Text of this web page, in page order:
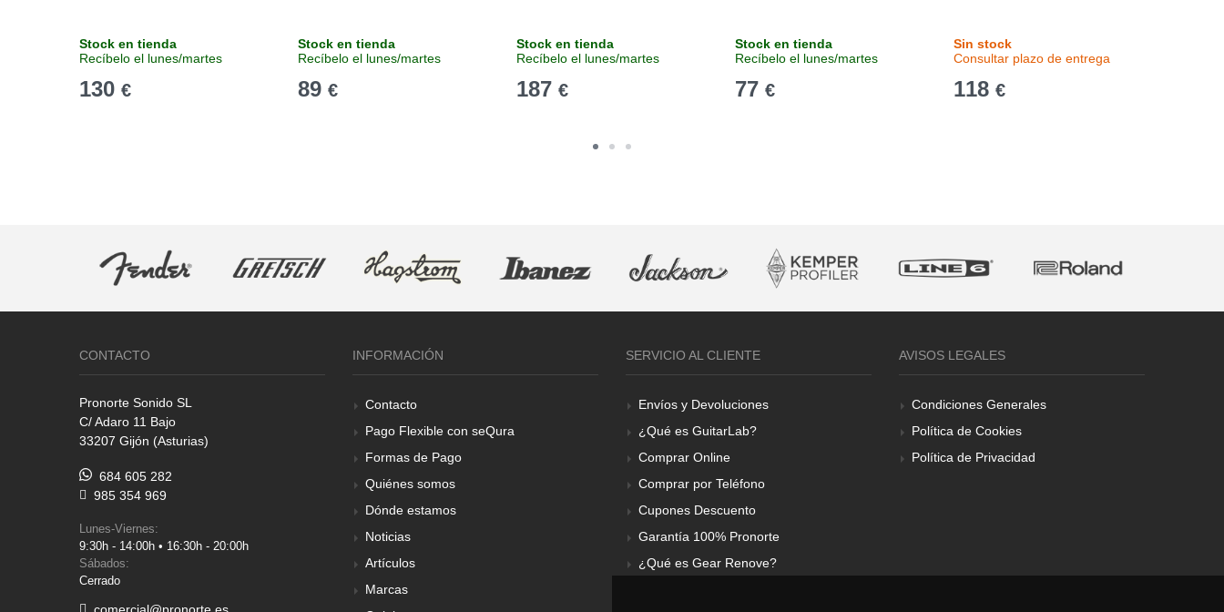
Stock en tienda
Recíbelo el lunes/martes
130 €
Stock en tienda
Recíbelo el lunes/martes
89 €
Stock en tienda
Recíbelo el lunes/martes
187 €
Stock en tienda
Recíbelo el lunes/martes
77 €
Sin stock
Consultar plazo de entrega
118 €
CONTACTO
Pronorte Sonido SL
C/ Adaro 11 Bajo
33207 Gijón (Asturias)
684 605 282
985 354 969
Lunes-Viernes:
9:30h - 14:00h • 16:30h - 20:00h
Sábados:
Cerrado
comercial@pronorte.es
INFORMACIÓN
Contacto
Pago Flexible con seQura
Formas de Pago
Quiénes somos
Dónde estamos
Noticias
Artículos
Marcas
SERVICIO AL CLIENTE
Envíos y Devoluciones
¿Qué es GuitarLab?
Comprar Online
Comprar por Teléfono
Cupones Descuento
Garantía 100% Pronorte
¿Qué es Gear Renove?
AVISOS LEGALES
Condiciones Generales
Política de Cookies
Política de Privacidad